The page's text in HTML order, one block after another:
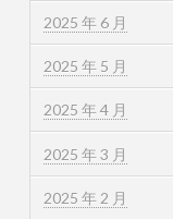
2025 年 6 月
2025 年 5 月
2025 年 4 月
2025 年 3 月
2025 年 2 月